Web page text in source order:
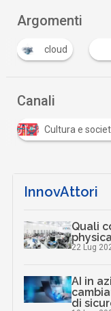
Argomenti
cloud
Canali
Cultura e
InnovAttori
Quali
22 Lug
AI in
di